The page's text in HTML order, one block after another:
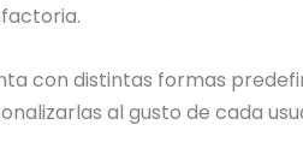
con distintas formas
al gusto de cada